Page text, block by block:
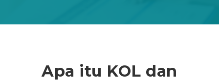
Apa itu KOL dan